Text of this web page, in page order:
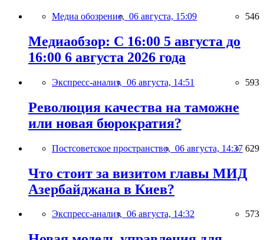
Медиа обозрение, 06 августа, 15:09 546
Медиаобзор: С 16:00 5 августа до
16:00 6 августа 2026 года
Экспресс-анализ, 06 августа, 14:51 593
Революция качества на таможне
или новая бюрократия?
Постсоветское пространство, 06 августа, 14:37 629
Что стоит за визитом главы МИД
Азербайджана в Киев?
Экспресс-анализ, 06 августа, 14:32 573